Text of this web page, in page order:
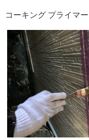
コーキング プライマー